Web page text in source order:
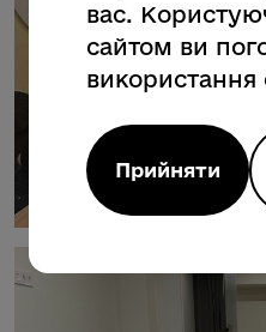
вас.
сайтом ви
використання
Прийняти